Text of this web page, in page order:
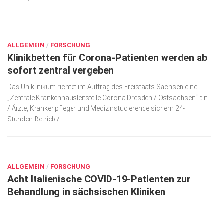
ALLGEMEIN / FORSCHUNG
Klinikbetten für Corona-Patienten werden ab
sofort zentral vergeben
Das Uniklinikum richtet im Auftrag des Freistaats Sachsen eine
„Zentrale Krankenhausleitstelle Corona Dresden / Ostsachsen“ ein.
/ Ärzte, Krankenpfleger und Medizinstudierende sichern 24-
Stunden-Betrieb /...
ALLGEMEIN / FORSCHUNG
Acht Italienische COVID-19-Patienten zur
Behandlung in sächsischen Kliniken